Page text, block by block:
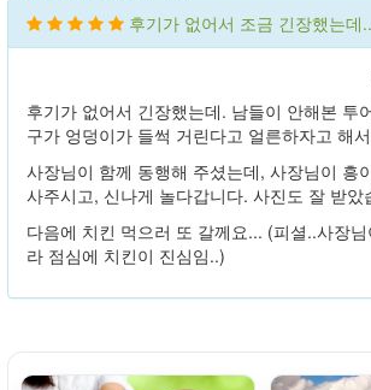
후기가 없어서 조금 긴장했는데
후기가 없어서 긴장했는데. 남들이 안해본 투
구가 엉덩이가 들썩 거린다고 얼른하자고 해
사장님이 함께 동행해 주셨는데, 사장님이 흥
사주시고, 신나게 놀다갑니다. 사진도 잘 받았
다음에 치킨 먹으러 또 갈께요... (피셜..사장
라 점심에 치킨이 진심임..)